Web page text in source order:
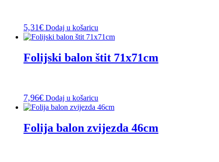
5,31€ Dodaj u košaricu
Folijski balon štit 71x71cm
7,96€ Dodaj u košaricu
Folija balon zvijezda 46cm